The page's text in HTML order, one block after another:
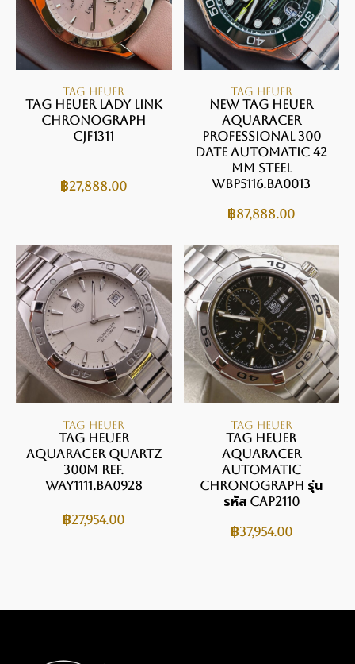
TAG HEUER
TAG HEUER LADY LINK
CHRONOGRAPH
CJF1311
฿27,888.00
TAG HEUER
NEW TAG HEUER
AQUARACER
PROFESSIONAL 300
DATE Automatic 42
mm Steel
WBP5116.BA0013
฿87,888.00
TAG HEUER
TAG Heuer
Aquaracer Quartz
300M Ref.
WAY1111.BA0928
฿27,954.00
TAG HEUER
TAG Heuer
Aquaracer
Automatic
Chronograph รุ่น
รหัส CAP2110
฿37,954.00